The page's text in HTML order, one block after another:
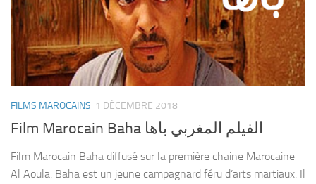
FILMS MAROCAINS 1 DÉCEMBRE 2018
Film Marocain Baha الفيلم المغربي باها
Film Marocain Baha diffusé sur la première chaine Marocaine
Al Aoula. Baha est un jeune campagnard féru d’arts martiaux. Il